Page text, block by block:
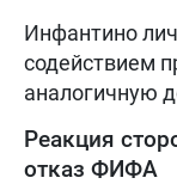
Инфантино
содействием
аналогичную
Реакция
отказ ФИФА